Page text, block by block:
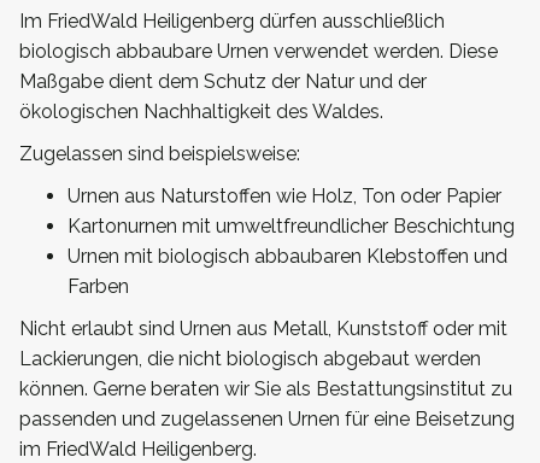
Im FriedWald Heiligenberg dürfen ausschließlich
biologisch abbaubare Urnen verwendet werden. Diese
Maßgabe dient dem Schutz der Natur und der
ökologischen Nachhaltigkeit des Waldes.
Zugelassen sind beispielsweise:
Urnen aus Naturstoffen wie Holz, Ton oder Papier
Kartonurnen mit umweltfreundlicher Beschichtung
Urnen mit biologisch abbaubaren Klebstoffen und
Farben
Nicht erlaubt sind Urnen aus Metall, Kunststoff oder mit
Lackierungen, die nicht biologisch abgebaut werden
können. Gerne beraten wir Sie als Bestattungsinstitut zu
passenden und zugelassenen Urnen für eine Beisetzung
im FriedWald Heiligenberg.